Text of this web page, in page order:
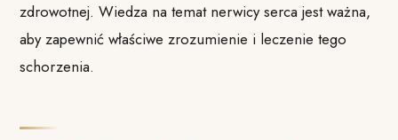
zdrowotnej. Wiedza na temat nerwicy serca jest ważna,
aby zapewnić właściwe zrozumienie i leczenie tego
schorzenia.